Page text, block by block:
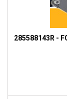
285588143R -